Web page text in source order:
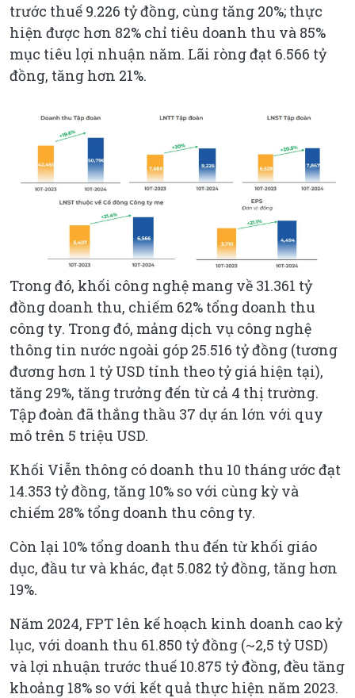
trước thuế 9.226 tỷ đồng, cùng tăng 20%; thực
hiện được hơn 82% chỉ tiêu doanh thu và 85%
mục tiêu lợi nhuận năm. Lãi ròng đạt 6.566 tỷ
đồng, tăng hơn 21%.
Trong đó, khối công nghệ mang về 31.361 tỷ
đồng doanh thu, chiếm 62% tổng doanh thu
công ty. Trong đó, mảng dịch vụ công nghệ
thông tin nước ngoài góp 25.516 tỷ đồng (tương
đương hơn 1 tỷ USD tính theo tỷ giá hiện tại),
tăng 29%, tăng trưởng đến từ cả 4 thị trường.
Tập đoàn đã thắng thầu 37 dự án lớn với quy
mô trên 5 triệu USD.
Khối Viễn thông có doanh thu 10 tháng ước đạt
14.353 tỷ đồng, tăng 10% so với cùng kỳ và
chiếm 28% tổng doanh thu công ty.
Còn lại 10% tổng doanh thu đến từ khối giáo
dục, đầu tư và khác, đạt 5.082 tỷ đồng, tăng hơn
19%.
Năm 2024, FPT lên kế hoạch kinh doanh cao kỷ
lục, với doanh thu 61.850 tỷ đồng (~2,5 tỷ USD)
và lợi nhuận trước thuế 10.875 tỷ đồng, đều tăng
khoảng 18% so với kết quả thực hiện năm 2023.